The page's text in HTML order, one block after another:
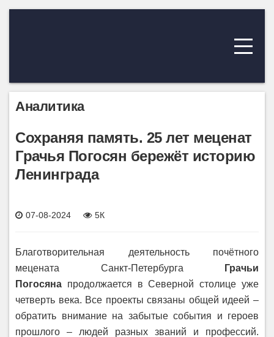
Аналитика
Сохраняя память. 25 лет меценат
Грачья Погосян бережёт историю
Ленинграда
07-08-2024 5К
Благотворительная деятельность почётного
мецената Санкт-Петербурга
Грачьи
Погосяна продолжается в Северной столице уже
четверть века. Все проекты связаны общей идеей –
обратить внимание на забытые события и героев
прошлого – людей разных званий и профессий.